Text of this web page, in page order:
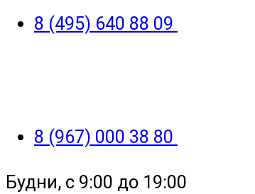
8 (495) 640 88 09
8 (967) 000 38 80
Будни, с 9:00 до 19:00